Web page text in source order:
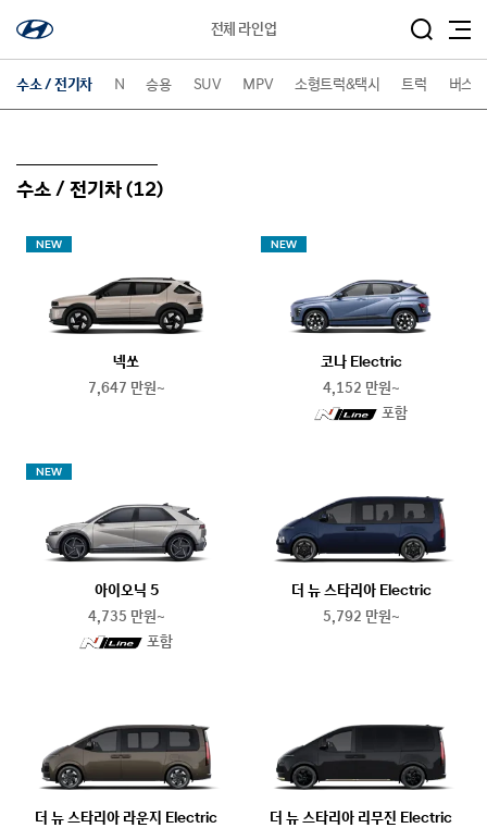
전체 라인업
수소 / 전기차(선택된 메뉴)
N 승용 SUV MPV 소형트럭&택시 트럭 버스
수소 / 전기차 (12)
NEW
넥쏘
7,647 만원~
NEW
코나 Electric
4,152 만원~
N
포함
NEW
아이오닉 5
4,735 만원~
N
포함
더 뉴 스타리아 Electric
5,792 만원~
더 뉴 스타리아 라운지 Electric
더 뉴 스타리아 리무진 Electric